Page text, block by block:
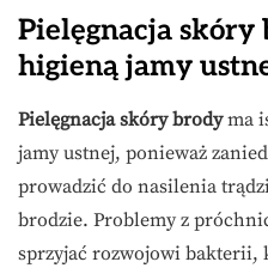
Pielęgnacja skóry
higieną jamy
Pielęgnacja skóry brodyma
jamy ustnej, ponieważ
prowadzić do nasilenia
brodzie. Problemy z
sprzyjać rozwojowi bakterii,